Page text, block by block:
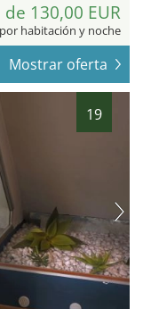
de 130,00 EUR
por habitación y noche
Mostrar oferta
19